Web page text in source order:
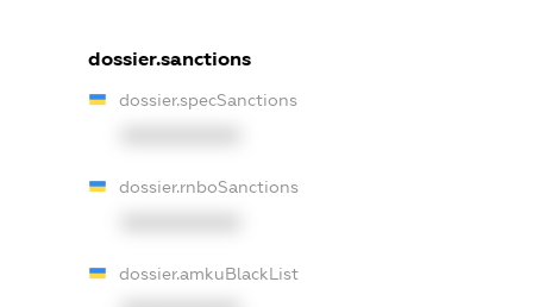
dossier.sanctions
dossier.specSanctions
dossier.rnboSanctions
dossier.amkuBlackList